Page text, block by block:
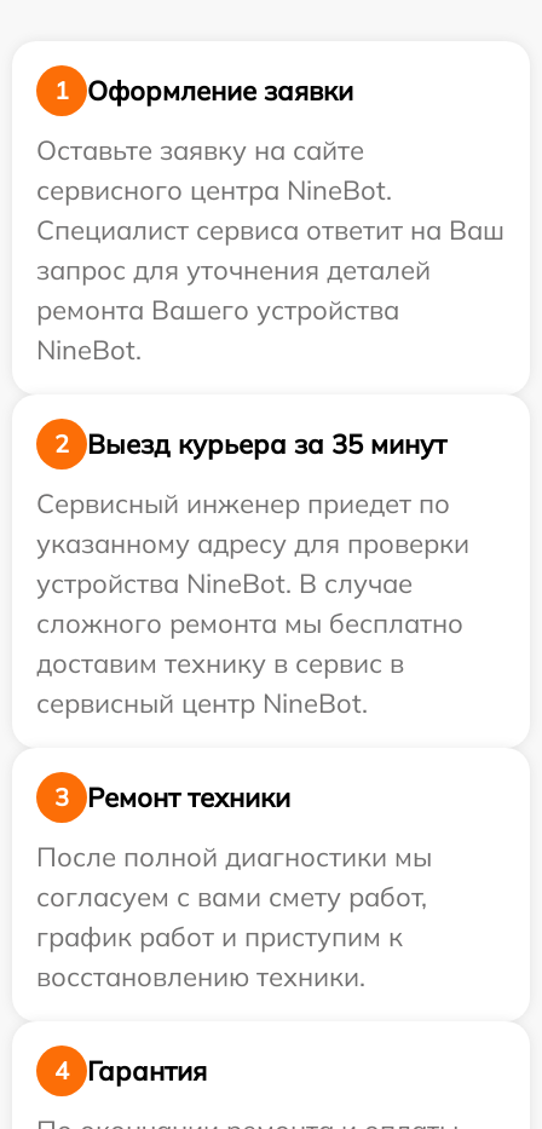
1
Оформление заявки
Оставьте заявку на сайте
сервисного центра NineBot.
Специалист сервиса ответит на Ваш
запрос для уточнения деталей
ремонта Вашего устройства
NineBot.
2
Выезд курьера за 35 минут
Сервисный инженер приедет по
указанному адресу для проверки
устройства NineBot. В случае
сложного ремонта мы бесплатно
доставим технику в сервис в
сервисный центр NineBot.
3
Ремонт техники
После полной диагностики мы
согласуем с вами смету работ,
график работ и приступим к
восстановлению техники.
4
Гарантия